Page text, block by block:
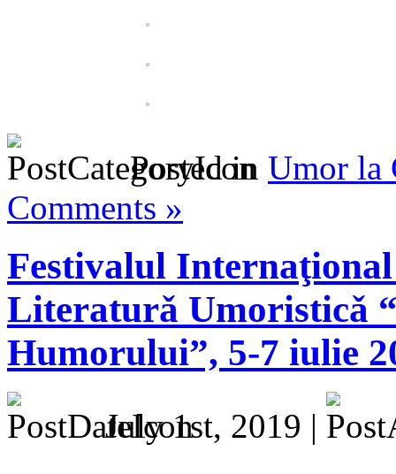
Posted in Umor la
Comments »
Festivalul
Literaturǎ Umoristicǎ
Humorului”, 5-7 iulie
July 1st, 2019 |